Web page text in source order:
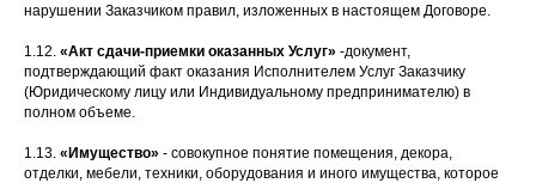
нарушении Заказчиком правил, изложенных в настоящем Договоре.
1.12. «Акт сдачи-приемки оказанных Услуг» -документ,
подтверждающий факт оказания Исполнителем Услуг Заказчику
(Юридическому лицу или Индивидуальному предпринимателю) в
полном объеме.
1.13. «Имущество» - совокупное понятие помещения, декора,
отделки, мебели, техники, оборудования и иного имущества, которое